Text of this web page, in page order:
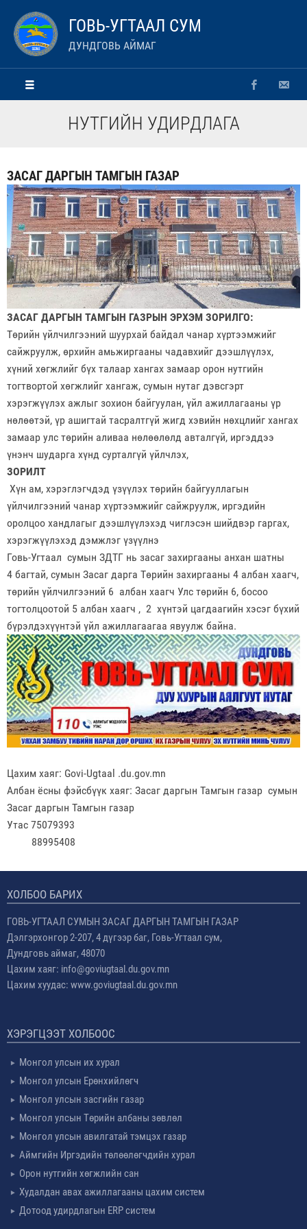
ГОВЬ-УГТААЛ СУМ
ДУНДГОВЬ АЙМАГ
НУТГИЙН УДИРДЛАГА
ЗАСАГ ДАРГЫН ТАМГЫН ГАЗАР
ЗАСАГ ДАРГЫН ТАМГЫН ГАЗРЫН ЭРХЭМ ЗОРИЛГО:
Төрийн үйлчилгээний шуурхай байдал чанар хүртээмжийг
сайжруулж, өрхийн амьжиргааны чадавхийг дээшлүүлэх,
хүний хөгжлийг бүх талаар хангах замаар орон нутгийн
тогтвортой хөгжлийг хангаж, сумын нутаг дэвсгэрт
хэрэгжүүлэх ажлыг зохион байгуулан, үйл ажиллагааны үр
нөлөөтэй, үр ашигтай тасралтгүй жигд хэвийн нөхцлийг хангах
замаар улс төрийн аливаа нөлөөлөлд авталгүй, иргэддээ
үнэнч шударга хүнд сурталгүй үйлчлэх,
ЗОРИЛТ
Хүн ам, хэрэглэгчдэд үзүүлэх төрийн байгууллагын
үйлчилгээний чанар хүртээмжийг сайжруулж, иргэдийн
оролцоо хандлагыг дээшлүүлэхэд чиглэсэн шийдвэр гаргах,
хэрэгжүүлэхэд дэмжлэг үзүүлнэ
Говь-Угтаал сумын ЗДТГ нь засаг захиргааны анхан шатны
4 багтай, сумын Засаг дарга Төрийн захиргааны 4 албан хаагч,
төрийн үйлчилгээний 6 албан хаагч Улс төрийн 6, босоо
тогтолцоотой 5 албан хаагч , 2 хүнтэй цагдаагийн хэсэг бүхий
бүрэлдэхүүнтэй үйл ажиллагаагаа явуулж байна.
Цахим хаяг: Govi-Ugtaal .du.gov.mn
Албан ёсны фэйсбүүк хаяг: Засаг даргын Тамгын газар сумын
Засаг даргын Тамгын газар
Утас 75079393
88995408
ХОЛБОО БАРИХ
ГОВЬ-УГТААЛ СУМЫН ЗАСАГ ДАРГЫН ТАМГЫН ГАЗАР
Дэлгэрхонгор 2-207, 4 дүгээр баг, Говь-Угтаал сум,
Дундговь аймаг, 48070
Цахим хаяг: info@goviugtaal.du.gov.mn
Цахим хуудас: www.goviugtaal.du.gov.mn
ХЭРЭГЦЭЭТ ХОЛБООС
Монгол улсын их хурал
Монгол улсын Ерөнхийлөгч
Монгол улсын засгийн газар
Монгол улсын Төрийн албаны зөвлөл
Монгол улсын авилгатай тэмцэх газар
Аймгийн Иргэдийн төлөөлөгчдийн хурал
Орон нутгийн хөгжлийн сан
Худалдан авах ажиллагааны цахим систем
Дотоод удирдлагын ERP систем